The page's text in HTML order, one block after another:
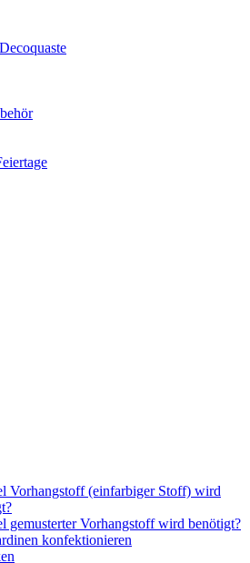
Vorhangstoff (einfarbiger Stoff) wird
gemusterter Vorhangstoff wird benötigt?
konfektionieren